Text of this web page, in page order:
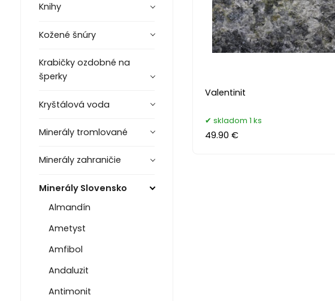
Knihy
Kožené šnúry
Krabičky ozdobné na
šperky
Kryštálová voda
Minerály tromlované
Minerály zahraničie
Minerály Slovensko
Almandín
Ametyst
Amfibol
Andaluzit
Antimonit
Valentinit
skladom 1 ks
49.90 €